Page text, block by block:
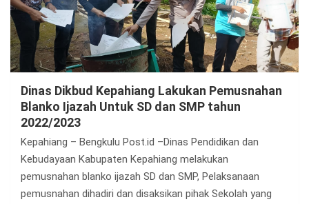
Dinas Dikbud Kepahiang Lakukan Pemusnahan
Blanko Ijazah Untuk SD dan SMP tahun
2022/2023
Kepahiang – Bengkulu Post.id –Dinas Pendidikan dan
Kebudayaan Kabupaten Kepahiang melakukan
pemusnahan blanko ijazah SD dan SMP, Pelaksanaan
pemusnahan dihadiri dan disaksikan pihak Sekolah yang